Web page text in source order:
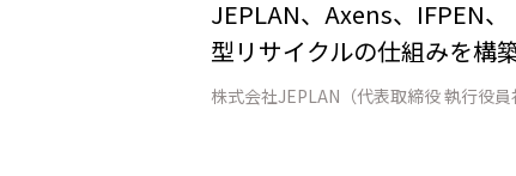
JEPLAN、Axens、IFPEN
型リサイクルの仕組みを構